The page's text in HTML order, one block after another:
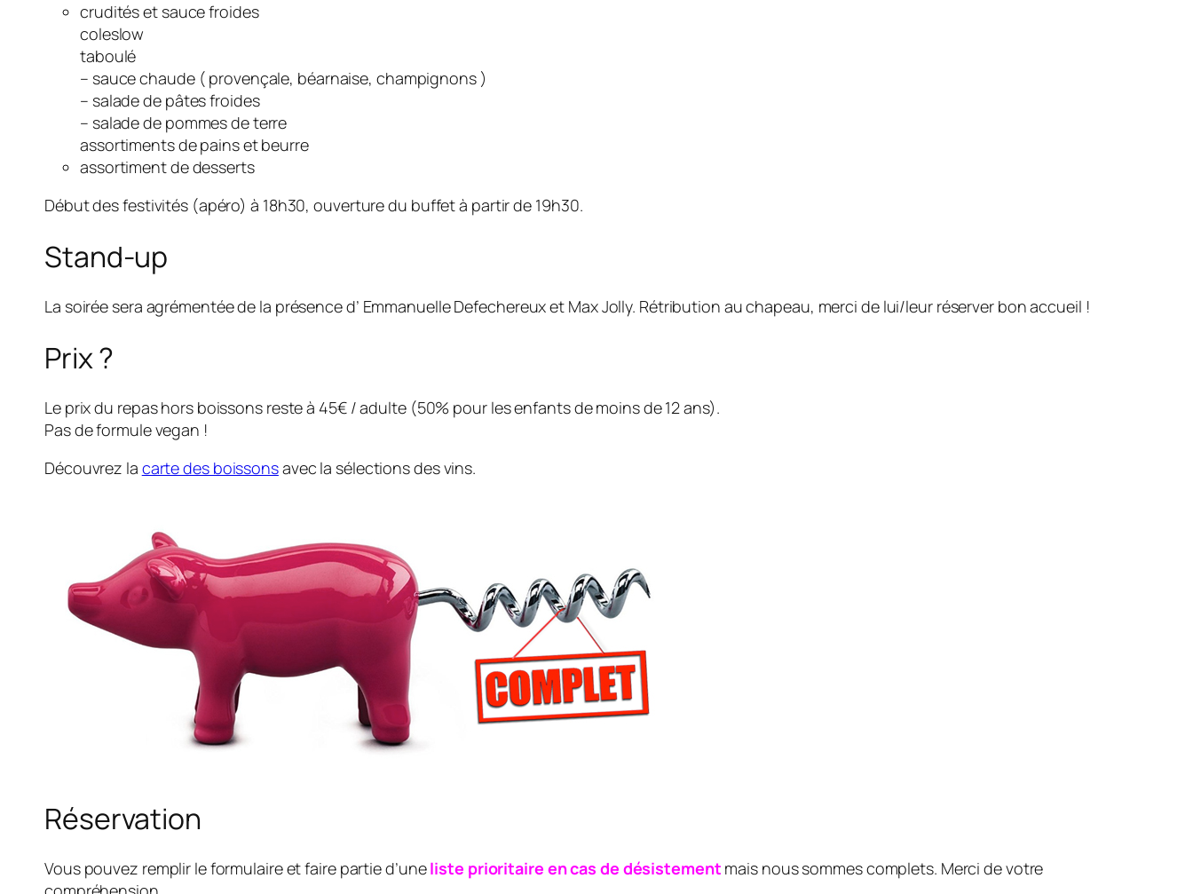
crudités et sauce froides
coleslow
taboulé
– sauce chaude ( provençale, béarnaise, champignons )
– salade de pâtes froides
– salade de pommes de terre
assortiments de pains et beurre
assortiment de desserts
Début des festivités (apéro) à 18h30, ouverture du buffet à partir de 19h30.
Stand-up
La soirée sera agrémentée de la présence d’ Emmanuelle Defechereux et Max Jolly. Rétribution au chapeau, merci de lui/leur réserver bon accueil !
Prix ?
Le prix du repas hors boissons reste à 45€ / adulte (50% pour les enfants de moins de 12 ans).
Pas de formule vegan !
Découvrez la carte des boissonsavec la sélections des vins.
Réservation
Vous pouvez remplir le formulaire et faire partie d’uneliste prioritaire en cas de désistement mais nous sommes complets. Merci de votre